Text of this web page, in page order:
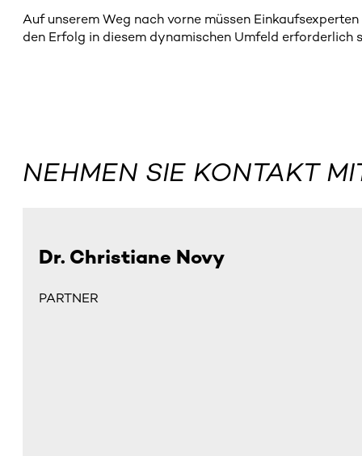
Auf unserem Weg nach vorne müssen
den Erfolg in diesem dynamischen Umfeld erforderlich
NEHMEN SIE KONTAKT
Dr. Christiane Novy
PARTNER